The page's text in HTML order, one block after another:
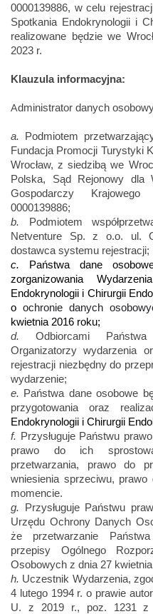
0000139886, w celu
Spotkania Endokrynologii i
realizowane będzie we
2023 r.
Klauzula informacyjna:
Administrator danych
a. Podmiotem
Fundacja Promocji Turystyki
Wrocław, z siedzibą we
Polska, Sąd Rejonowy dla
Gospodarczy
0000139886;
b. Podmiotem
Netventure Sp. z o.o. ul.
dostawca systemu rejestracji;
c. Państwa dane
zorganizowania
Endokrynologii i Chirurgii
o ochronie danych
kwietnia 2016 roku;
d. Odbiorcami
Organizatorzy wydarzenia
rejestracji niezbędny do
wydarzenie;
e. Państwa dane osobowe
przygotowania oraz
Endokrynologii i Chirurgii
f. Przysługuje Państwu
prawo do ich
przetwarzania, prawo do
wniesienia sprzeciwu,
momencie.
g. Przysługuje Państwu
Urzędu Ochrony Danych
że przetwarzanie
przepisy Ogólnego
Osobowych z dnia 27
h. Uczestnik Wydarzenia,
4 lutego 1994 r. o prawie
U. z 2019 r., poz. 1231 z